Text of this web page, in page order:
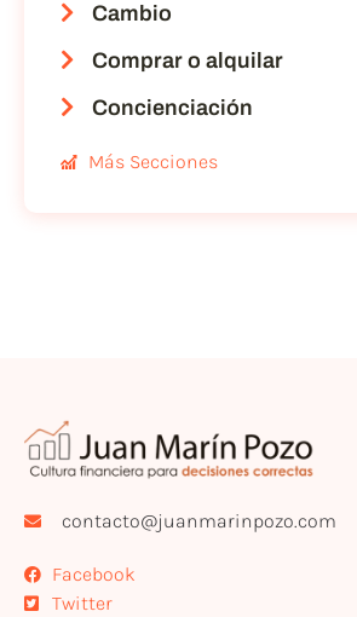
Cambio
Comprar o alquilar
Concienciación
Más Secciones
contacto@juanmarinpozo.com
Facebook
Twitter